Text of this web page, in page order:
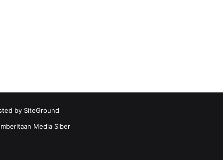
by SiteGround
Media Siber